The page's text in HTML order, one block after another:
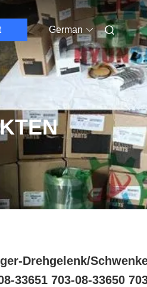
German
Drehgelenk/
33651 703-08-33650